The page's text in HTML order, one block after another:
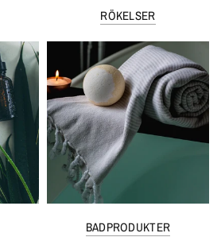
RÖKELSER
BADPRODUKTER